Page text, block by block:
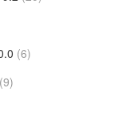
(6)
(9)